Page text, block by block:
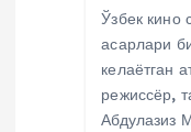
Ўзбек кино
асарлари
келаётган
режиссёр,
Абдулазиз